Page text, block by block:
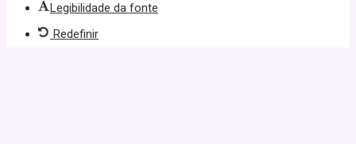
Legibilidade da fonte
Redefinir